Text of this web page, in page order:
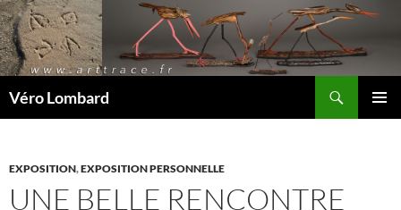
Véro Lombard
EXPOSITION,EXPOSITION PERSONNELLE
UNE BELLE RENCONTRE